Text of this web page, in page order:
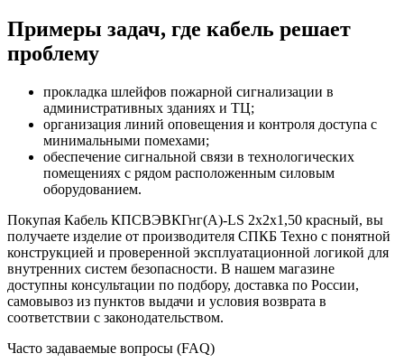
Примеры задач, где кабель решает
проблему
прокладка шлейфов пожарной сигнализации в
административных зданиях и ТЦ;
организация линий оповещения и контроля доступа с
минимальными помехами;
обеспечение сигнальной связи в технологических
помещениях с рядом расположенным силовым
оборудованием.
Покупая Кабель КПСВЭВКГнг(А)-LS 2х2х1,50 красный, вы
получаете изделие от производителя СПКБ Техно с понятной
конструкцией и проверенной эксплуатационной логикой для
внутренних систем безопасности. В нашем магазине
доступны консультации по подбору, доставка по России,
самовывоз из пунктов выдачи и условия возврата в
соответствии с законодательством.
Часто задаваемые вопросы (FAQ)